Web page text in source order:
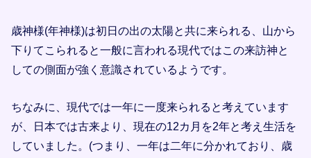
歳神様(年神様)は初日の出の太陽と共に来られる、山から
下りてこられると一般に言われる現代ではこの来訪神と
しての側面が強く意識されているようです。
ちなみに、現代では一年に一度来られると考えています
が、日本では古来より、現在の12カ月を2年と考え生活を
していました。(つまり、一年は二年に分かれており、歳